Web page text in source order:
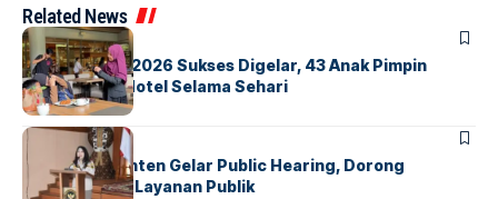
Related News
BERITAINDEX
GM For A Day 2026 Sukses Digelar, 43 Anak Pimpin
Operasional Hotel Selama Sehari
BANDARA BERITA
Karantina Banten Gelar Public Hearing, Dorong
Transparansi Layanan Publik